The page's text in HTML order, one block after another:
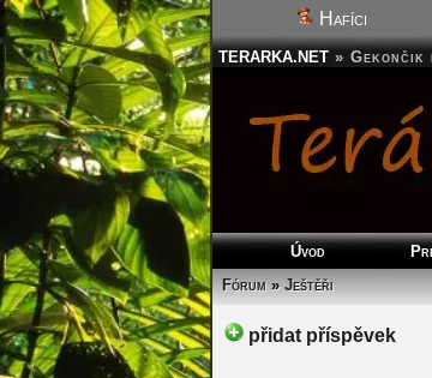
Hafíci
TERARKA.NET » Gekončik
Úvod
Fórum»Ještěři
přidat příspěvek